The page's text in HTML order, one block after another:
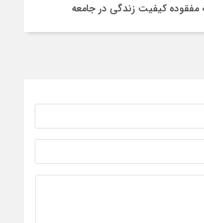
مفقوده کیفیت زندگی در جامعه